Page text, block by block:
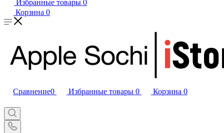
Избранные товары 0
Корзина 0
Сравнение0 Избранные товары 0 Корзина 0